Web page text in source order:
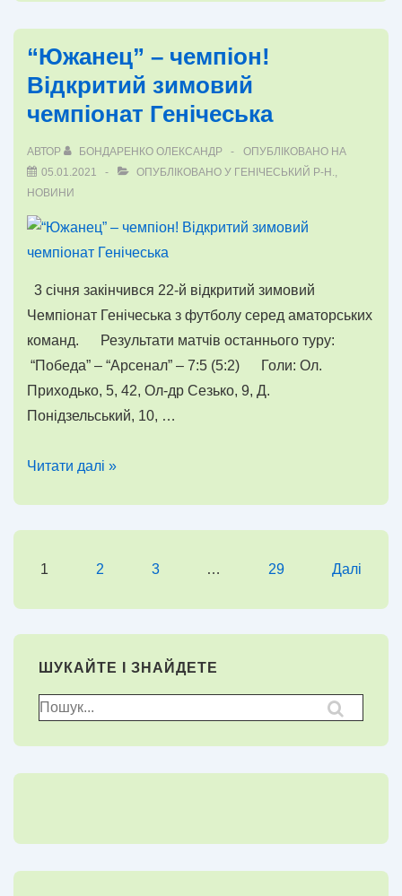
“Южанец” – чемпіон!
Відкритий зимовий
чемпіонат Генічеська
АВТОР БОНДАРЕНКО ОЛЕКСАНДР
ОПУБЛІКОВАНО НА
05.01.2021
ОПУБЛІКОВАНО У ГЕНІЧЕСЬКИЙ Р-Н.,
НОВИНИ
3 січня закінчився 22-й відкритий зимовий
Чемпіонат Генічеська з футболу серед аматорських
команд. Результати матчів останнього туру:
“Победа” – “Арсенал” – 7:5 (5:2) Голи: Ол.
Приходько, 5, 42, Ол-др Сезько, 9, Д.
Понідзельський, 10, …
“Южанец”
зимовий
Читати далі »
Пагінація
1 2 3 … 29 Далі
ШУКАЙТЕ І ЗНАЙДЕТЕ
Пошук
для: